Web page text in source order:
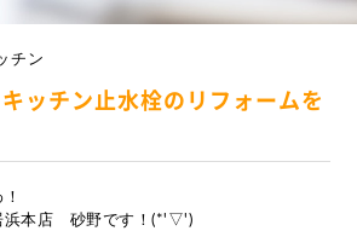
チン
キッチン止水栓のリフォームを
浜本店 砂野です！(*'▽')